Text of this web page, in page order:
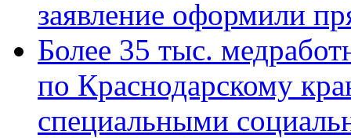
заявление оформили
Более 35 тыс.
по Краснодарскому
специальными